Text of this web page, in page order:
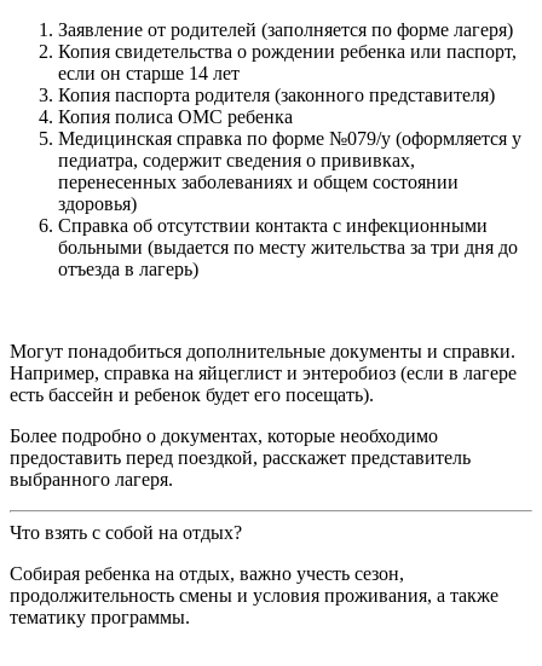
Заявление от родителей (заполняется по форме лагеря)
Копия свидетельства о рождении ребенка или паспорт,
если он старше 14 лет
Копия паспорта родителя (законного представителя)
Копия полиса ОМС ребенка
Медицинская справка по форме №079/у (оформляется у
педиатра, содержит сведения о прививках,
перенесенных заболеваниях и общем состоянии
здоровья)
Справка об отсутствии контакта с инфекционными
больными (выдается по месту жительства за три дня до
отъезда в лагерь)
Могут понадобиться дополнительные документы и справки.
Например, справка на яйцеглист и энтеробиоз (если в лагере
есть бассейн и ребенок будет его посещать).
Более подробно о документах, которые необходимо
предоставить перед поездкой, расскажет представитель
выбранного лагеря.
Что взять с собой на отдых?
Собирая ребенка на отдых, важно учесть сезон,
продолжительность смены и условия проживания, а также
тематику программы.